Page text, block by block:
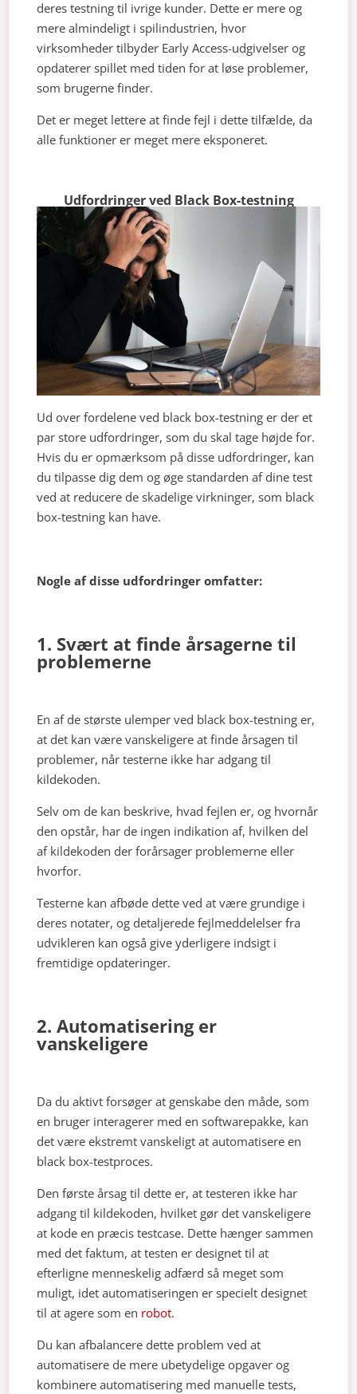
deres testning til ivrige kunder. Dette er mere og
mere almindeligt i spilindustrien, hvor
virksomheder tilbyder Early Access-udgivelser og
opdaterer spillet med tiden for at løse problemer,
som brugerne finder.
Det er meget lettere at finde fejl i dette tilfælde, da
alle funktioner er meget mere eksponeret.
Udfordringer ved Black Box-testning
Ud over fordelene ved black box-testning er der et
par store udfordringer, som du skal tage højde for.
Hvis du er opmærksom på disse udfordringer, kan
du tilpasse dig dem og øge standarden af dine test
ved at reducere de skadelige virkninger, som black
box-testning kan have.
Nogle af disse udfordringer omfatter:
1. Svært at finde årsagerne til
problemerne
En af de største ulemper ved black box-testning er,
at det kan være vanskeligere at finde årsagen til
problemer, når testerne ikke har adgang til
kildekoden.
Selv om de kan beskrive, hvad fejlen er, og hvornår
den opstår, har de ingen indikation af, hvilken del
af kildekoden der forårsager problemerne eller
hvorfor.
Testerne kan afbøde dette ved at være grundige i
deres notater, og detaljerede fejlmeddelelser fra
udvikleren kan også give yderligere indsigt i
fremtidige opdateringer.
2. Automatisering er
vanskeligere
Da du aktivt forsøger at genskabe den måde, som
en bruger interagerer med en softwarepakke, kan
det være ekstremt vanskeligt at automatisere en
black box-testproces.
Den første årsag til dette er, at testeren ikke har
adgang til kildekoden, hvilket gør det vanskeligere
at kode en præcis testcase. Dette hænger sammen
med det faktum, at testen er designet til at
efterligne menneskelig adfærd så meget som
muligt, idet automatiseringen er specielt designet
til at agere som en robot.
Du kan afbalancere dette problem ved at
automatisere de mere ubetydelige opgaver og
kombinere automatisering med manuelle tests,